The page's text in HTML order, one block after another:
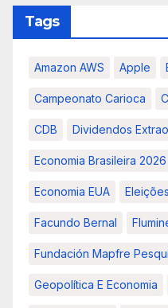
Tags
Amazon AWS Apple
Campeonato Carioca
CDB Dividendos
Economia Brasileira 2026
Economia EUA
Facundo Bernal
Fundación Mapfre
Geopolítica E Economia